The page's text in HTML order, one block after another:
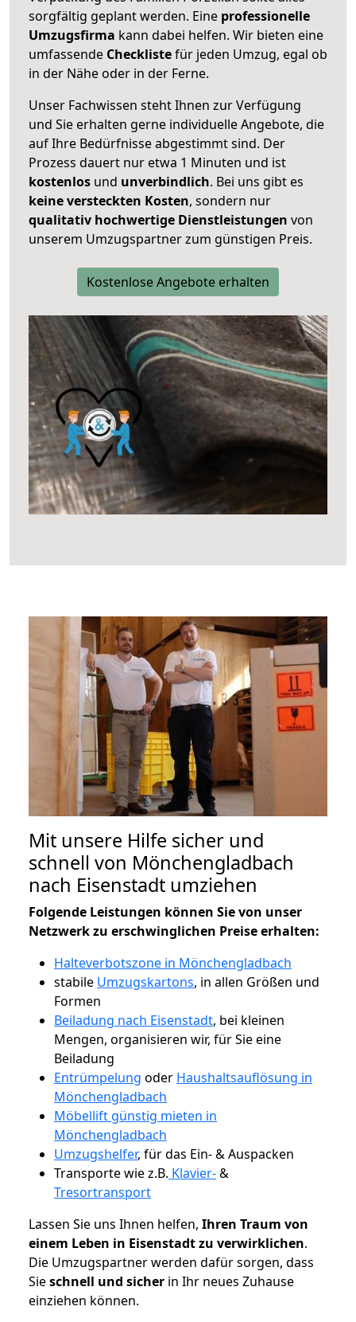
sorgfältig geplant werden. Eine professionelle
Umzugsfirma kann dabei helfen. Wir bieten eine
umfassende Checklistefür jeden Umzug, egal ob
in der Nähe oder in der Ferne.
Unser Fachwissen steht Ihnen zur Verfügung
und Sie erhalten gerne individuelle Angebote, die
auf Ihre Bedürfnisse abgestimmt sind. Der
Prozess dauert nur etwa 1 Minuten und ist
kostenlos und unverbindlich. Bei uns gibt es
keine versteckten Kosten, sondern nur
qualitativ hochwertige Dienstleistungen von
unserem Umzugspartner zum günstigen Preis.
Kostenlose Angebote erhalten
Mit unsere Hilfe sicher und
schnell von Mönchengladbach
nach Eisenstadt umziehen
Folgende Leistungen können Sie von unser
Netzwerk zu erschwinglichen Preise erhalten:
Halteverbotszone in Mönchengladbach
stabile Umzugskartons, in allen Größen und
Formen
Beiladung nach Eisenstadt, bei kleinen
Mengen, organisieren wir, für Sie eine
Beiladung
Entrümpelung oder Haushaltsauflösung in
Mönchengladbach
Möbellift günstig mieten in
Mönchengladbach
Umzugshelfer, für das Ein- & Auspacken
Transporte wie z.B. Klavier-&
Tresortransport
Lassen Sie uns Ihnen helfen, Ihren Traum von
einem Leben in Eisenstadt zu verwirklichen.
Die Umzugspartner werden dafür sorgen, dass
Sieschnell und sicher in Ihr neues Zuhause
einziehen können.